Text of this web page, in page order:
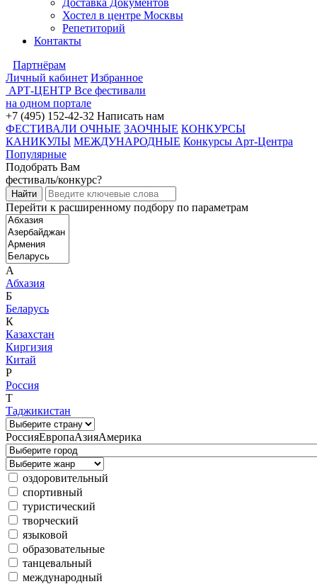
Доставка Документов
Хостел в центре Москвы
Репетиторий
Контакты
Партнёрам
Личный кабинет Избранное
АРТ-ЦЕНТР Все фестивали
на одном портале
+7 (495) 152-42-32 Написать нам
ФЕСТИВАЛИ ОЧНЫЕ ЗАОЧНЫЕ КОНКУРСЫ
КАНИКУЛЫ МЕЖДУНАРОДНЫЕ Конкурсы Арт-Центра
Популярные
Подобрать Вам
фестиваль/конкурс?
Перейти к расширенному подбору по параметрам
А
Абхазия
Б
Беларусь
К
Казахстан
Киргизия
Китай
Р
Россия
Т
Таджикистан
РоссияЕвропаАзияАмерика
оздоровительный
спортивный
туристический
творческий
языковой
образовательные
танцевальный
международный